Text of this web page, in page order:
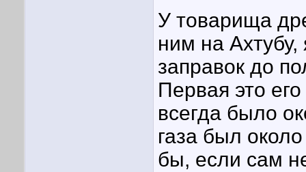
У товарища
ним на
заправок до
Первая это
всегда было
газа был
бы, если сам